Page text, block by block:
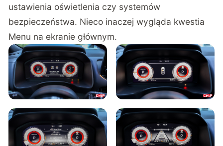
ustawienia oświetlenia czy systemów
bezpieczeństwa. Nieco inaczej wygląda kwestia
Menu na ekranie głównym.